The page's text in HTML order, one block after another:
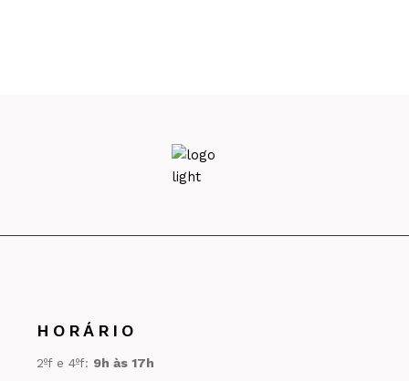
HORÁRIO
2ºf e 4ºf: 9h às 17h